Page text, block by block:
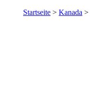
Startseite > Kanada >